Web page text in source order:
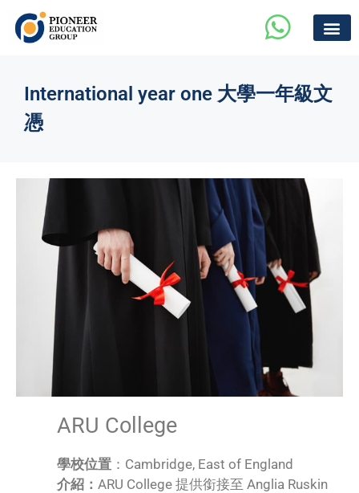
International year one 大學一年級文
憑
ARU College
學校位置 ：Cambridge, East of England
介紹： ARU College 提供銜接至 Anglia Ruskin